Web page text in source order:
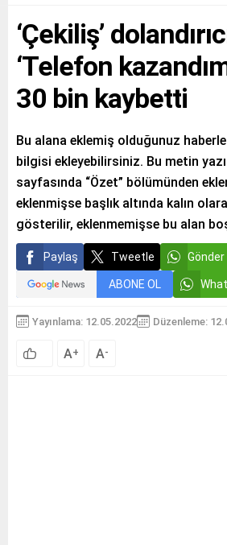
‘Çekiliş’
‘Telefon
30 bin kaybetti
Bu alana eklemiş olduğunuz
bilgisi ekleyebilirsiniz. Bu metin
sayfasında “Özet” bölümünden
eklenmişse başlık altında kalın
gösterilir, eklenmemişse bu alan
Paylaş Tweetle Gönder
ABONE OL
Yayınlama: 12.05.2022 Düzenleme:
A+ A-